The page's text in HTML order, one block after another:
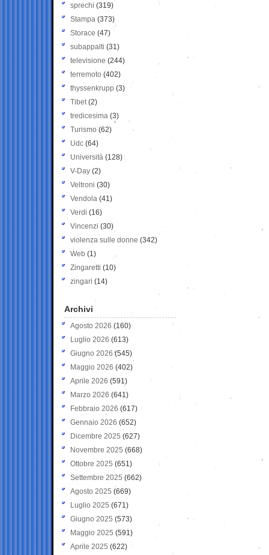
sprechi (319)
Stampa (373)
Storace (47)
subappalti (31)
televisione(244)
terremoto (402)
thyssenkrupp (3)
Tibet(2)
tredicesima (3)
Turismo (62)
Udc (64)
Università (128)
V-Day (2)
Veltroni (30)
Vendola (41)
Verdi (16)
Vincenzi (30)
violenza sulle donne (342)
Web (1)
Zingaretti (10)
zingari (14)
Archivi
Agosto 2026 (160)
Luglio 2026 (613)
Giugno 2026 (545)
Maggio 2026 (402)
Aprile 2026 (591)
Marzo 2026 (641)
Febbraio 2026 (617)
Gennaio 2026 (652)
Dicembre 2025 (627)
Novembre 2025 (668)
Ottobre 2025 (651)
Settembre 2025 (662)
Agosto 2025 (669)
Luglio 2025 (671)
Giugno 2025 (573)
Maggio 2025 (591)
Aprile 2025 (622)